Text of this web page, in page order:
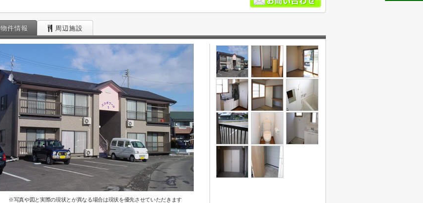
物件情報 周辺施設
※写真や図と実際の現状とが異なる場合は現状を優先させていただきます